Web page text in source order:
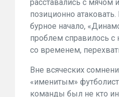
расставались с мячом
позиционно
бурное начало,
проблем справилось с
со временем,
Вне всяческих
«именитым»
команды был не кто